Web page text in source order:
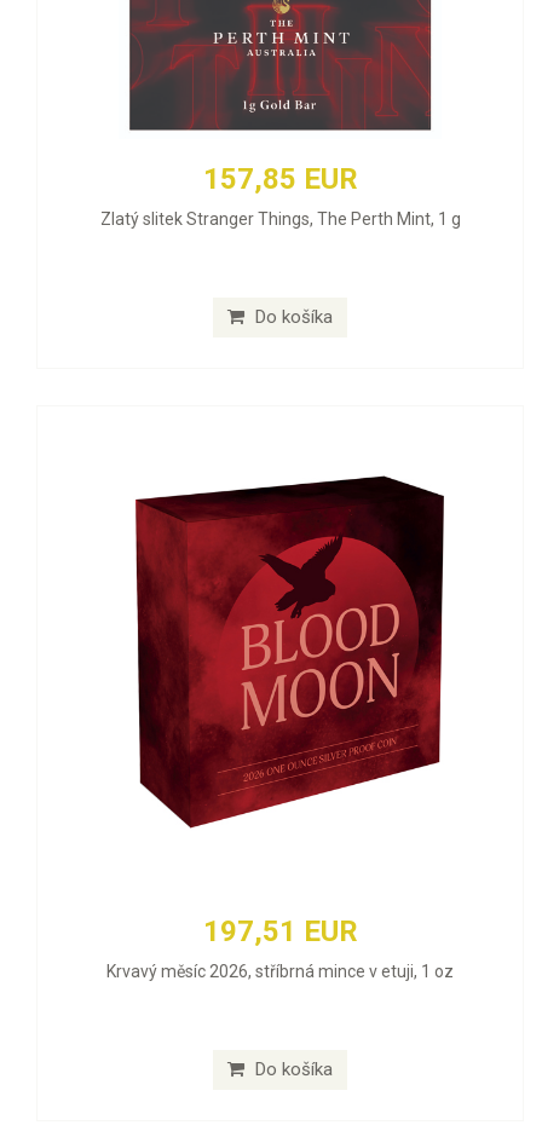
157,85 EUR
Zlatý slitek Stranger Things, The Perth Mint, 1 g
Do košíka
197,51 EUR
Krvavý měsíc 2026, stříbrná mince v etuji, 1 oz
Do košíka